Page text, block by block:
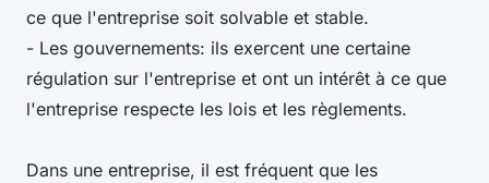
ce que l'entreprise soit solvable et stable.
- Les gouvernements: ils exercent une certaine
régulation sur l'entreprise et ont un intérêt à ce que
l'entreprise respecte les lois et les règlements.
Dans une entreprise, il est fréquent que les